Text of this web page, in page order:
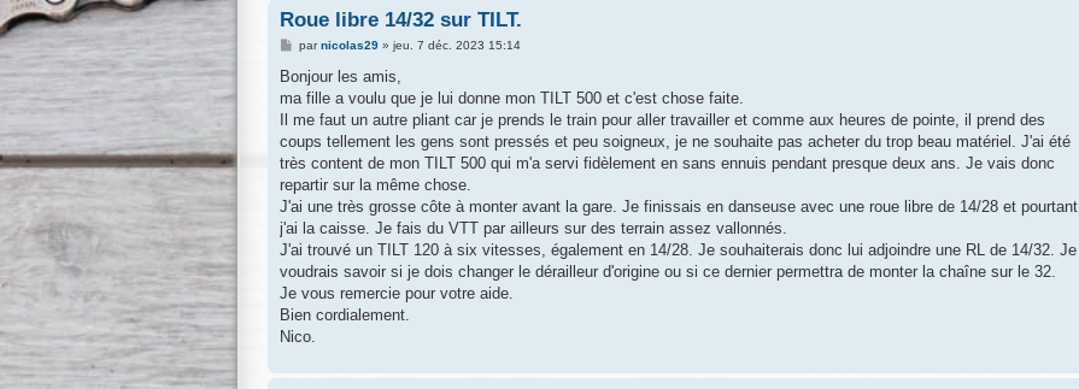
Roue libre 14/32 sur TILT.
M
s
a
g
parnicolas29» jeu. 7 déc. 2023 15:14
Bonjour les amis,
ma fille a voulu que je lui donne mon TILT 500 et c'est chose faite.
Il me faut un autre pliant car je prends le train pour aller travailler et comme aux heures de pointe, il prend des
coups tellement les gens sont pressés et peu soigneux, je ne souhaite pas acheter du trop beau matériel. J'ai été
très content de mon TILT 500 qui m'a servi fidèlement en sans ennuis pendant presque deux ans. Je vais donc
repartir sur la même chose.
J'ai une très grosse côte à monter avant la gare. Je finissais en danseuse avec une roue libre de 14/28 et pourtant
j'ai la caisse. Je fais du VTT par ailleurs sur des terrain assez vallonnés.
J'ai trouvé un TILT 120 à six vitesses, également en 14/28. Je souhaiterais donc lui adjoindre une RL de 14/32. Je
voudrais savoir si je dois changer le dérailleur d'origine ou si ce dernier permettra de monter la chaîne sur le 32.
Je vous remercie pour votre aide.
Bien cordialement.
Nico.